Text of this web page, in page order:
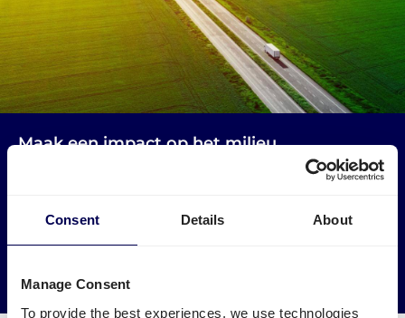
Consent Details About
Manage Consent
To provide the best experiences, we use technologies
Maak een impact op het milieu
Gebruik vrachtwagens die anders leeg zouden rijden. Zo
→ Ga van start